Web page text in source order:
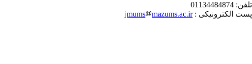
تلفن: 01134484874
پست الکترونیکی :
jmums mazums.ac.ir